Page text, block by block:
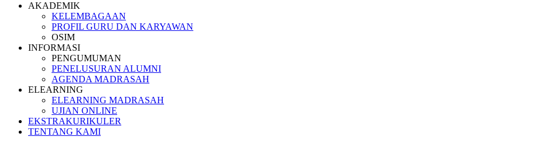
AKADEMIK
KELEMBAGAAN
PROFIL GURU DAN KARYAWAN
OSIM
INFORMASI
PENGUMUMAN
PENELUSURAN ALUMNI
AGENDA MADRASAH
ELEARNING
ELEARNING MADRASAH
UJIAN ONLINE
EKSTRAKURIKULER
TENTANG KAMI